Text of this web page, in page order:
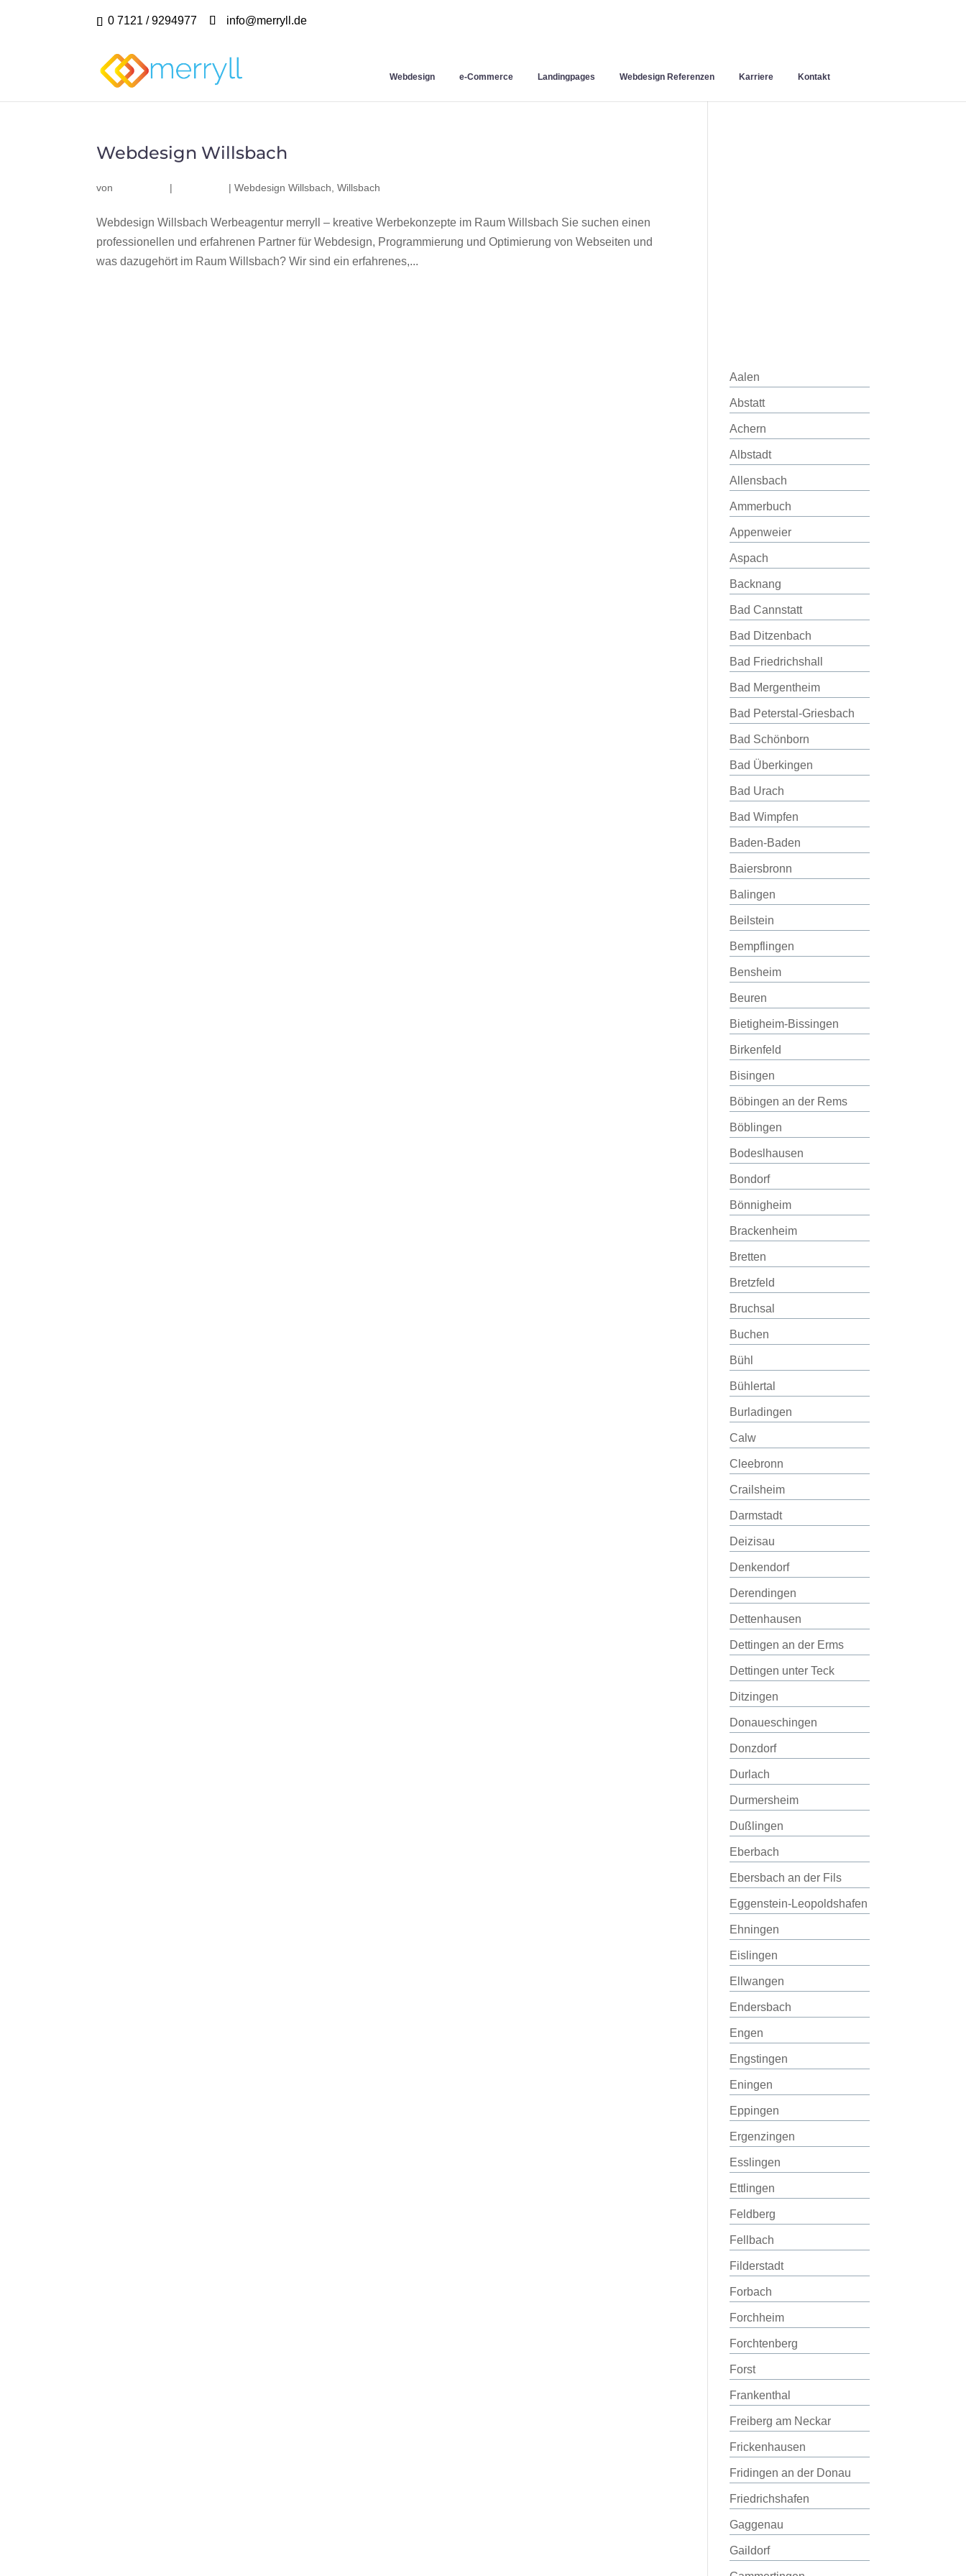
0 7121 / 9294977 info@merryll.de
Webdesign e-Commerce Landingpages Webdesign Referenzen Karriere Kontakt
Webdesign Willsbach
von | |Webdesign Willsbach ,Willsbach
Webdesign Willsbach Werbeagentur merryll – kreative Werbekonzepte im Raum Willsbach Sie suchen einen
professionellen und erfahrenen Partner für Webdesign, Programmierung und Optimierung von Webseiten und
was dazugehört im Raum Willsbach? Wir sind ein erfahrenes,...
Aalen
Abstatt
Achern
Albstadt
Allensbach
Ammerbuch
Appenweier
Aspach
Backnang
Bad Cannstatt
Bad Ditzenbach
Bad Friedrichshall
Bad Mergentheim
Bad Peterstal-Griesbach
Bad Schönborn
Bad Überkingen
Bad Urach
Bad Wimpfen
Baden-Baden
Baiersbronn
Balingen
Beilstein
Bempflingen
Bensheim
Beuren
Bietigheim-Bissingen
Birkenfeld
Bisingen
Böbingen an der Rems
Böblingen
Bodeslhausen
Bondorf
Bönnigheim
Brackenheim
Bretten
Bretzfeld
Bruchsal
Buchen
Bühl
Bühlertal
Burladingen
Calw
Cleebronn
Crailsheim
Darmstadt
Deizisau
Denkendorf
Derendingen
Dettenhausen
Dettingen an der Erms
Dettingen unter Teck
Ditzingen
Donaueschingen
Donzdorf
Durlach
Durmersheim
Dußlingen
Eberbach
Ebersbach an der Fils
Eggenstein-Leopoldshafen
Ehningen
Eislingen
Ellwangen
Endersbach
Engen
Engstingen
Eningen
Eppingen
Ergenzingen
Esslingen
Ettlingen
Feldberg
Fellbach
Filderstadt
Forbach
Forchheim
Forchtenberg
Forst
Frankenthal
Freiberg am Neckar
Frickenhausen
Fridingen an der Donau
Friedrichshafen
Gaggenau
Gaildorf